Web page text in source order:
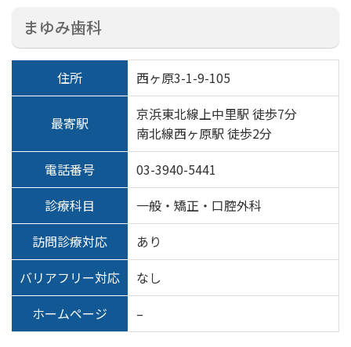
まゆみ歯科
住所 西ヶ原3-1-9-105
最寄駅
京浜東北線上中里駅 徒歩7分
南北線西ヶ原駅 徒歩2分
電話番号
03-3940-5441
診療科目
一般・矯正・口腔外科
訪問診療対応
あり
バリアフリー対応
なし
ホームページ
–